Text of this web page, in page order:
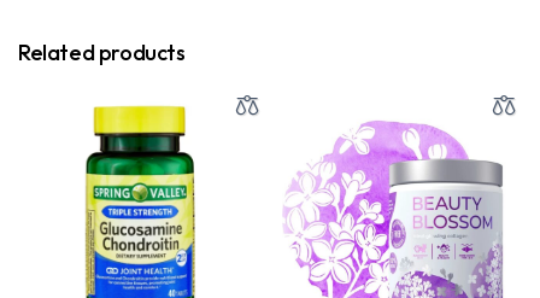
Related products